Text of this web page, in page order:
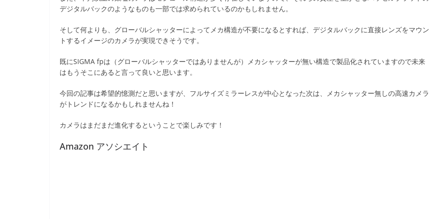
デジタルバックのようなものも一部では求められているのかもしれません。
そして何よりも、グローバルシャッターによってメカ構造が不要になるとすれば、デジタルバックに直接レンズをマウン
トするイメージのカメラが実現できそうです。
既にSIGMA fpは（グローバルシャッターではありませんが）メカシャッターが無い構造で製品化されていますので未来
はもうそこにあると言って良いと思います。
今回の記事は希望的憶測だと思いますが、フルサイズミラーレスが中心となった次は、メカシャッター無しの高速カメラ
がトレンドになるかもしれませんね！
カメラはまだまだ進化するということで楽しみです！
Amazon アソシエイト